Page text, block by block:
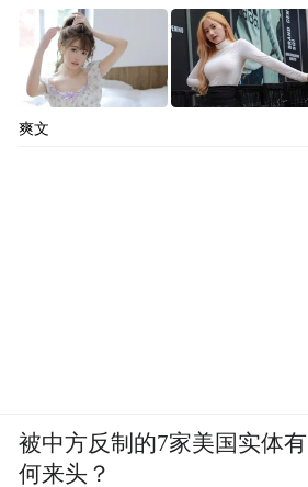
爽文
被中方反制的7家美国实体有
何来头？